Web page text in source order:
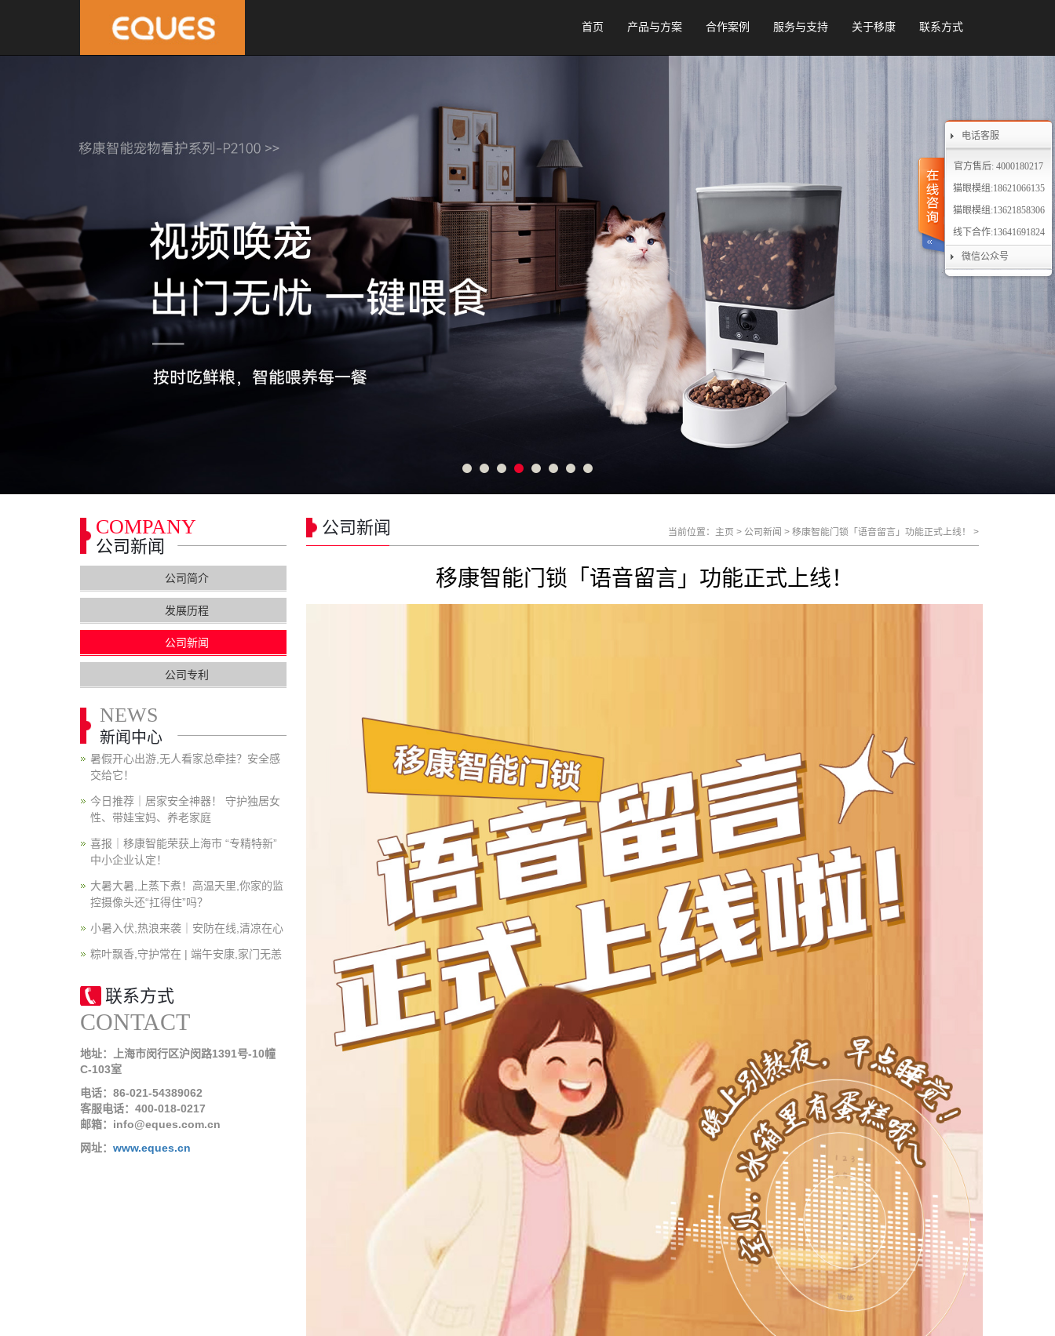
电话客服
官方售后: 4000180217
猫眼模组:18621066135
猫眼模组:13621858306
线下合作:13641691824
微信公众号
首页 产品与方案 合作案例 服务与支持 关于移康 联系方式
公司新闻 当前位置： 主页 > 公司新闻 > 移康智能门锁「语音留言」功能正式上线！ >
移康智能门锁「语音留言」功能正式上线！
COMPANY
公司新闻
公司简介
发展历程
公司新闻
公司专利
NEWS
新闻中心
暑假开心出游,无人看家总牵挂？安全感
交给它！
今日推荐｜居家安全神器！ 守护独居女
性、带娃宝妈、养老家庭
喜报｜移康智能荣获上海市 “专精特新”
中小企业认定！
大暑大暑,上蒸下煮！高温天里,你家的监
控摄像头还“扛得住”吗？
小暑入伏,热浪来袭｜安防在线,清凉在心
粽叶飘香,守护常在 | 端午安康,家门无恙
联系方式
CONTACT
地址：上海市闵行区沪闵路1391号-10幢
C-103室
电话：86-021-54389062
客服电话：400-018-0217
邮箱：info@eques.com.cn
网址： www.eques.cn